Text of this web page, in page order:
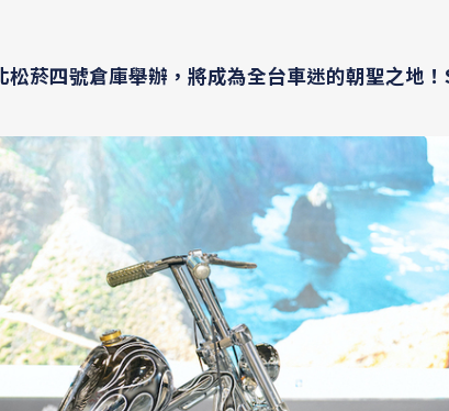
菸四號倉庫舉辦，將成為全台車迷的朝聖之地